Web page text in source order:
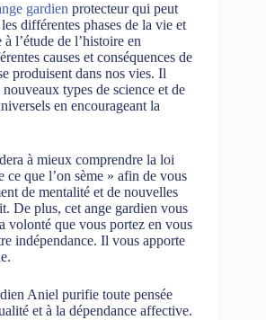
gardien protecteur qui peut
différentes phases de la vie et
l’étude de l’histoire en
causes et conséquences de
produisent dans nos vies. Il
types de science et de
en encourageant la
à mieux comprendre la loi
ce que l’on sème » afin de vous
de mentalité et de nouvelles
De plus, cet ange gardien vous
volonté que vous portez en vous
indépendance. Il vous apporte
Aniel purifie toute pensée
et à la dépendance affective.